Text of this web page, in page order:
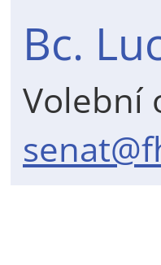
Bc.
Volební